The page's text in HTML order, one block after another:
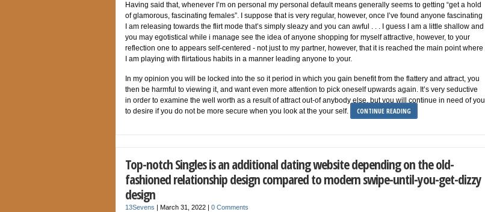
Having said that, whenever I’m on personal my personal default means generally seems to getting “get a hold
of glamorous, fascinating females”. I suppose that is very regular, however, once I’ve found anyone fascinating
I am releasing towards the flirt mode that’s simply sleazy and you can awful . . . I guess I am a little shallow and
you may egotistical while i manage see the idea of anyone shopping for myself attractive, however, to your
reflection one to appears self-centered - not just to my partner, however, that it is reached the main point where
I am playing with flirtatious habits in a manner leading anyone to your.
In my opinion you will be locked into the so it period in which you gain benefit from the flattery and attract, you
then be harmful to viewing it, and want even more attention to pick oneself upwards again. It’s very seductive
in order to examine the well worth as a result of attract out-of anybody else, but you will continue in need of you
to desire if you do not be more secure when you look at the your self.
CONTINUE READING
Top-notch Singles is an additional dating website depending on the old-
fashioned relationship design compared to modern swipe-until-you-get-dizzy
design
13Sevens | March 31, 2022 | 0 Comments